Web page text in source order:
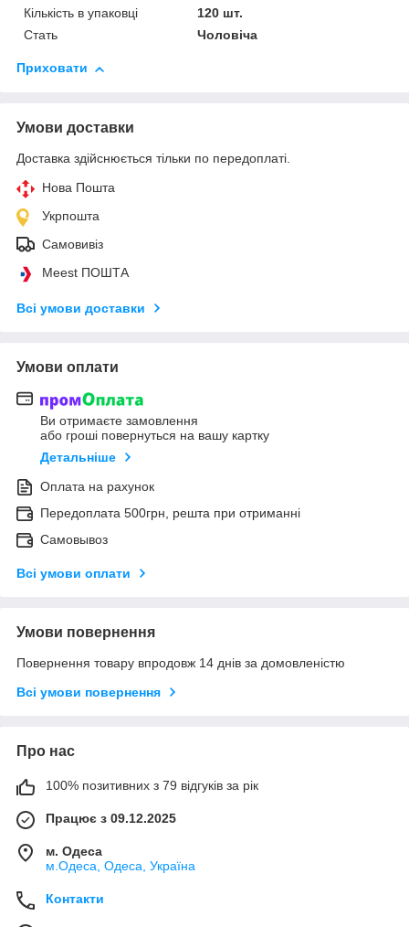
Кількість в упаковці
120 шт.
Стать
Чоловіча
Приховати
Умови доставки
Доставка здійснюється тільки по передоплаті.
Нова Пошта
Укрпошта
Самовивіз
Meest ПОШТА
Всі умови доставки
Умови оплати
Ви отримаєте замовлення
або гроші повернуться на вашу картку
Детальніше
Оплата на рахунок
Передоплата 500грн, решта при отриманні
Самовывоз
Всі умови оплати
Умови повернення
Повернення товару впродовж 14 днів за домовленістю
Всі умови повернення
Про нас
100% позитивних з 79 відгуків за рік
Працює з 09.12.2025
м. Одеса
м.Одеса, Одеса, Україна
Контакти